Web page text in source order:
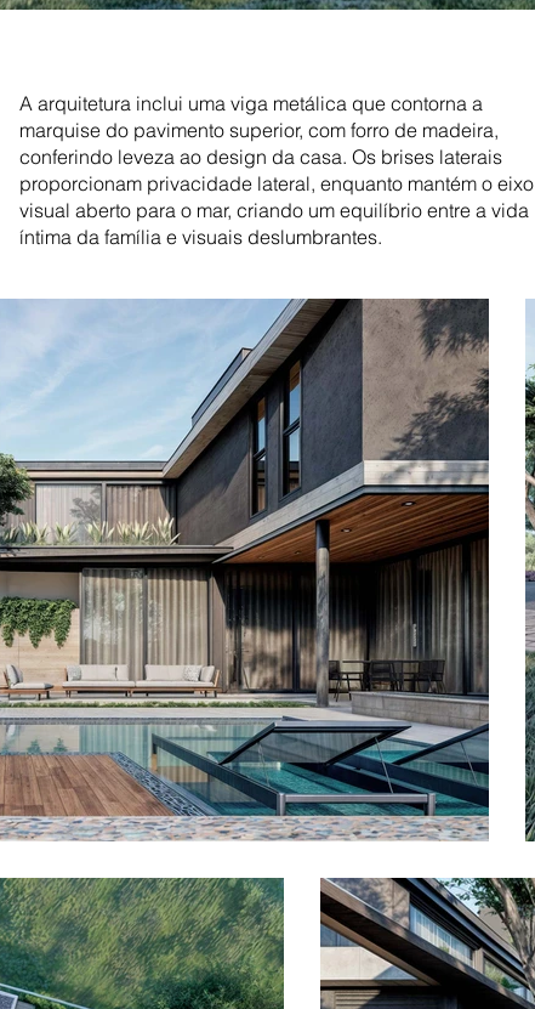
A arquitetura inclui uma viga metálica que contorna a
marquise do pavimento superior, com forro de madeira,
conferindo leveza ao design da casa. Os brises laterais
proporcionam privacidade lateral, enquanto mantém o eixo
visual aberto para o mar, criando um equilíbrio entre a vida
íntima da família e visuais deslumbrantes.